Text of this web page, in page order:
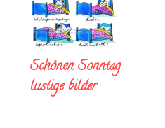
Schönen Sonntag
lustige bilder